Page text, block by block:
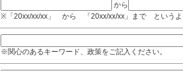
から
※「20xx/xx/xx」 から 「20xx/xx/xx」まで というよ
※関心のあるキーワード、政策をご記入ください。